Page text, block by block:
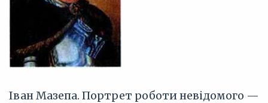
Іван Мазепа. Портрет роботи невідомого —